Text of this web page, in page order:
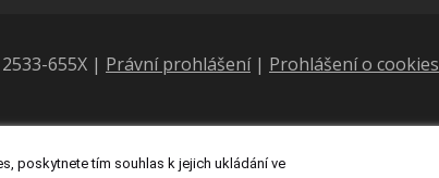
655X | Právní prohlášení| Prohlášení o cookies
poskytnete tím souhlas k jejich ukládání ve